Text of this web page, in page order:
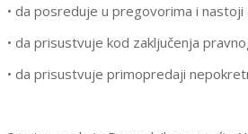
• da posreduje u pregovorima i
• da prisustvuje kod zaključenja
• da prisustvuje primopredaji